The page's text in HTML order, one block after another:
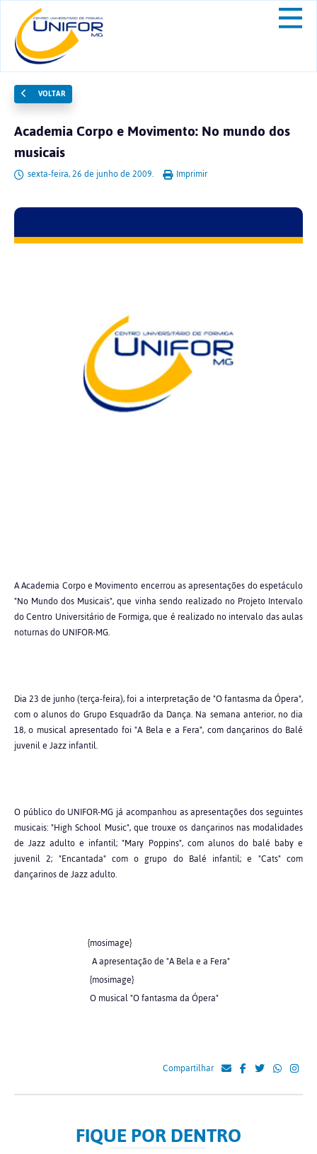
VOLTAR
Academia Corpo e Movimento: No mundo dos
musicais
sexta-feira, 26 de junho de 2009. Imprimir
A Academia Corpo e Movimento encerrou as apresentações do espetáculo
"No Mundo dos Musicais", que vinha sendo realizado no Projeto Intervalo
do Centro Universitário de Formiga, que é realizado no intervalo das aulas
noturnas do UNIFOR-MG.
Dia 23 de junho (terça-feira), foi a interpretação de "O fantasma da Ópera",
com o alunos do Grupo Esquadrão da Dança. Na semana anterior, no dia
18, o musical apresentado foi "A Bela e a Fera", com dançarinos do Balé
juvenil e Jazz infantil.
O público do UNIFOR-MG já acompanhou as apresentações dos seguintes
musicais: "High School Music", que trouxe os dançarinos nas modalidades
de Jazz adulto e infantil; "Mary Poppins", com alunos do balé baby e
juvenil 2; "Encantada" com o grupo do Balé infantil; e "Cats" com
dançarinos de Jazz adulto.
{mosimage}
A apresentação de "A Bela e a Fera"
{mosimage}
O musical "O fantasma da Ópera"
Compartilhar
FIQUE POR DENTRO